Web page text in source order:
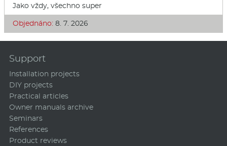
Jako vždy, všechno super
Objednáno: 8. 7. 2026
Support
Installation projects
DIY projects
Practical articles
Owner manuals archive
Seminars
References
Product reviews